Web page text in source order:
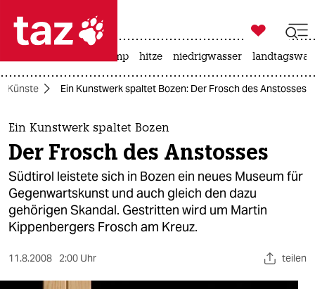
 taz zahl ich
taz zahl ich
themen
politik
öko
gesellschaft
kultur

taz zahl ich
usa unter trump hitze niedrigwasser
Künste Ein Kunstwerk spaltet Bozen: Der Frosch des Anstosses
Ein Kunstwerk spaltet Bozen
Der Frosch des Anstosses
Südtirol leistete sich in Bozen ein neues Museum für
Gegenwartskunst und auch gleich den dazu
gehörigen Skandal. Gestritten wird um Martin
Kippenbergers Frosch am Kreuz.
11.8.2008 2:00 Uhr teilen